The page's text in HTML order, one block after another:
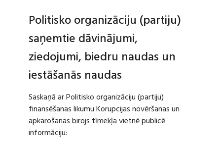
Politisko organizāciju (partiju)
saņemtie dāvinājumi,
ziedojumi, biedru naudas un
iestāšanās naudas
Saskaņā ar Politisko organizāciju (partiju)
finansēšanas likumu Korupcijas novēršanas un
apkarošanas birojs tīmekļa vietnē publicē
informāciju: